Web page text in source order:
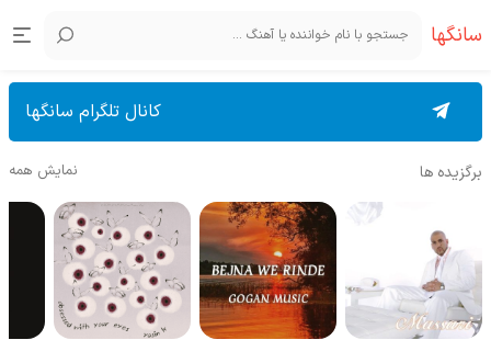
سانگها
کانال تلگرام سانگها
برگزیده ها نمایش همه